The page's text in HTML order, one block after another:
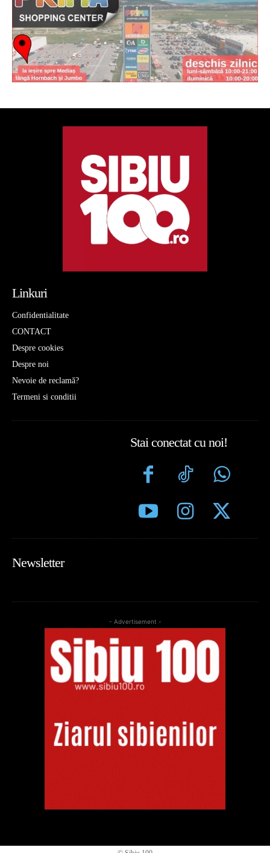
Linkuri
Confidentialitate
CONTACT
Despre cookies
Despre noi
Nevoie de reclamă?
Termeni si conditii
Stai conectat cu noi!
Newsletter
- Advertisement -